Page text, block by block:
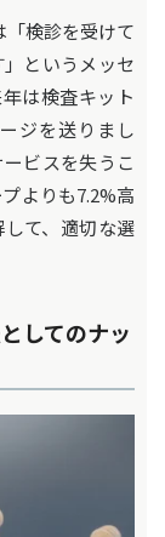
検診を受けて
というメッセ
は検査キット
ジを送りまし
ビスを失うこ
よりも7.2%高
て、適切な選
してのナッ